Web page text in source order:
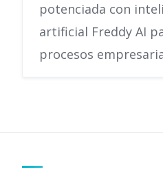
potenciada con
artificial Freddy AI
procesos